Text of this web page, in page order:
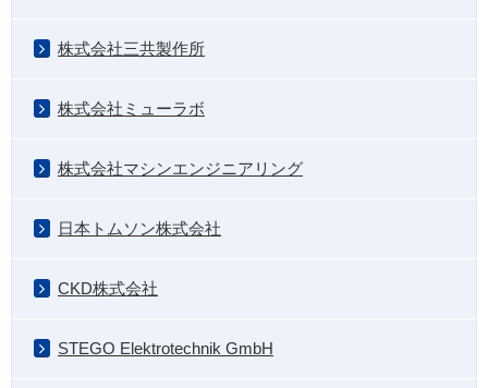
株式会社三共製作所
株式会社ミューラボ
株式会社マシンエンジニアリング
日本トムソン株式会社
CKD株式会社
STEGO Elektrotechnik GmbH